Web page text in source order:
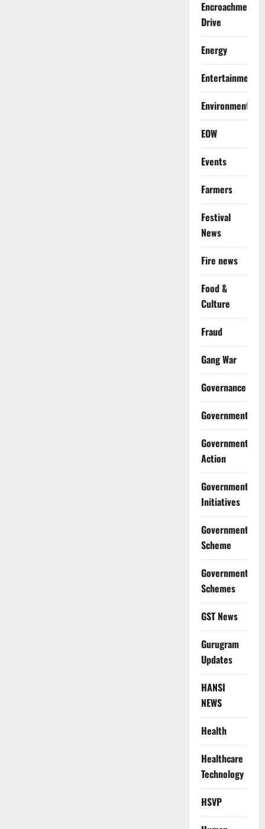
Encroachment
Drive
Energy
Entertainment
Environment
EOW
Events
Farmers
Festival
News
Fire news
Food &
Culture
Fraud
Gang War
Governance
Government
Government
Action
Government
Initiatives
Government
Scheme
Government
Schemes
GST News
Gurugram
Updates
HANSI
NEWS
Health
Healthcare
Technology
HSVP